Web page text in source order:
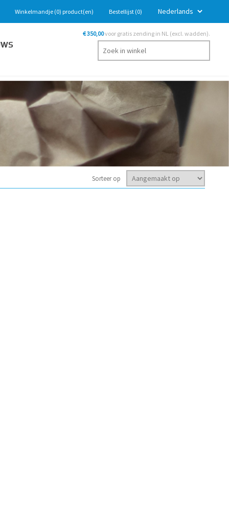
Winkelmandje (0) product(en) Bestellijst (0)
€ 350,00voor gratis zending in NL (excl. wadden).
Sorteer op